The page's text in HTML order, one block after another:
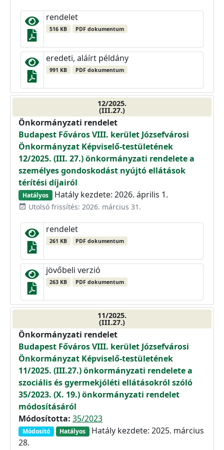
rendelet
516 KB PDF dokumentum
eredeti, aláírt példány
991 KB PDF dokumentum
12/2025.
(III.27.)
Önkormányzati rendelet
Budapest Főváros VIII. kerület Józsefvárosi
Önkormányzat Képviselő-testületének
12/2025. (III. 27.) önkormányzati rendelete a
személyes gondoskodást nyújtó ellátások
térítési díjairól
Hatályos Hatály kezdete: 2026. április 1.
event_available Utolsó frissítés: 2026. március 31.
rendelet
261 KB PDF dokumentum
jövőbeli verzió
263 KB PDF dokumentum
11/2025.
(III.27.)
Önkormányzati rendelet
Budapest Főváros VIII. kerület Józsefvárosi
Önkormányzat Képviselő-testületének
11/2025. (III.27.) önkormányzati rendelete a
szociális és gyermekjóléti ellátásokról szóló
35/2023. (X. 19.) önkormányzati rendelet
módosításáról
Módosította: 35/2023
Módosító Hatályos
Hatály kezdete: 2025. március
28.